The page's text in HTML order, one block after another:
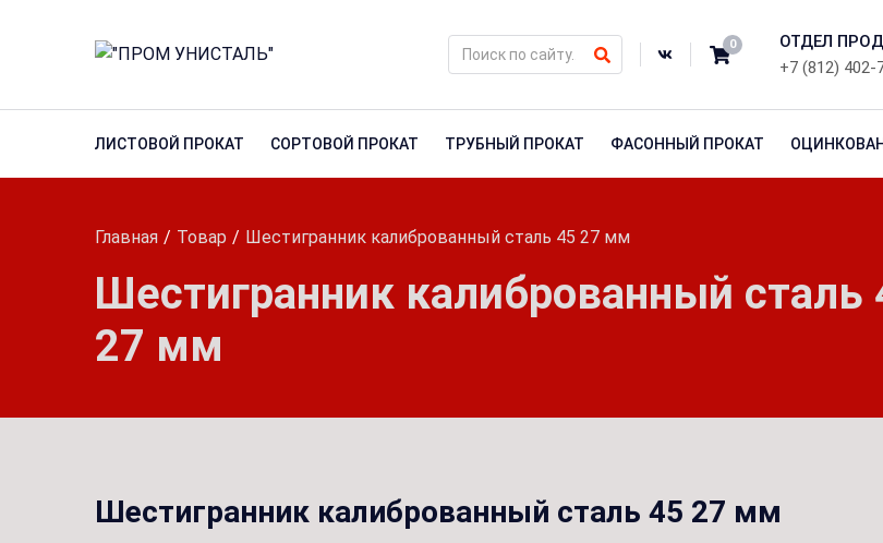
0
ОТДЕЛ
+7 (812) 402-
ЛИСТОВОЙ ПРОКАТ СОРТОВОЙ ПРОКАТ ТРУБНЫЙ ПРОКАТ ФАСОННЫЙ ПРОКАТ
Главная Товар Шестигранник калиброванный сталь 45 27 мм
Шестигранник калиброванный сталь
27 мм
Шестигранник калиброванный сталь 45 27 мм